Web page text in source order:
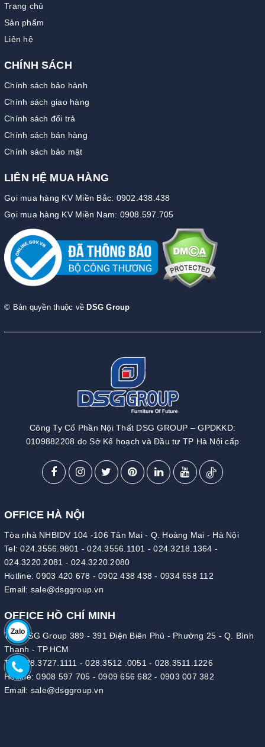
Zalo
Trang chủ
Sản phẩm
Liên hệ
CHÍNH SÁCH
Chính sách bảo hành
Chính sách giao hàng
Chính sách đổi trả
Chính sách bán hàng
Chính sách bảo mật
LIÊN HỆ MUA HÀNG
Gọi mua hàng KV Miền Bắc: 0902.438.438
Gọi mua hàng KV Miền Nam: 0908.597.705
© Bản quyền thuộc về DSG Group
Công Ty Cổ Phần Nội Thất DSG GROUP – GPDKKD:
0109882208 do Sở Kế hoạch và Đầu tư TP Hà Nội cấp
OFFICE HÀ NỘI
Tòa nhà NHBIDV 104 -106 Tân Mai - Q. Hoàng Mai - Hà Nội
Tel:024.3556.9801 -024.3556.1101 -024.3218.1364 -
024.3220.2081 - 024.3220.2080
Hotline:0903 420 678 - 0902 438 438 - 0934 658 112
Email: sale@dsggroup.vn
OFFICE HỒ CHÍ MINH
Tòa DSG Group 389 - 391 Điện Biên Phủ - Phường 25 - Q. Bình
Thạnh - TP.HCM
Tel:
028.3727.1111 -028.3512 .0051 - 028.3511.1226
Hotline:0908 597 705 - 0909 656 682 - 0903 007 382
Email: sale@dsggroup.vn